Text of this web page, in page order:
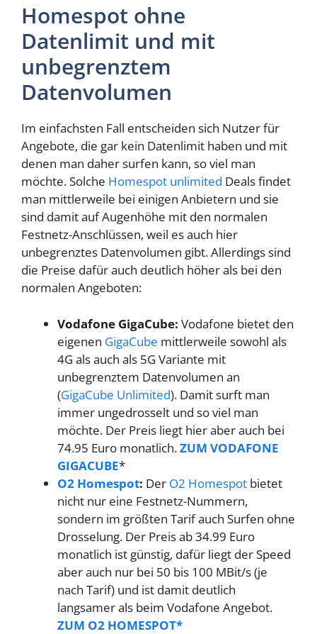
Homespot ohne
Datenlimit und mit
unbegrenztem
Datenvolumen
Im einfachsten Fall entscheiden sich Nutzer für
Angebote, die gar kein Datenlimit haben und mit
denen man daher surfen kann, so viel man
möchte. Solche Homespot unlimited Deals findet
man mittlerweile bei einigen Anbietern und sie
sind damit auf Augenhöhe mit den normalen
Festnetz-Anschlüssen, weil es auch hier
unbegrenztes Datenvolumen gibt. Allerdings sind
die Preise dafür auch deutlich höher als bei den
normalen Angeboten:
Vodafone GigaCube: Vodafone bietet den
eigenen GigaCube mittlerweile sowohl als
4G als auch als 5G Variante mit
unbegrenztem Datenvolumen an
(GigaCube Unlimited). Damit surft man
immer ungedrosselt und so viel man
möchte. Der Preis liegt hier aber auch bei
74.95 Euro monatlich.ZUM VODAFONE
GIGACUBE*
O2 Homespot: Der O2 Homespot bietet
nicht nur eine Festnetz-Nummern,
sondern im größten Tarif auch Surfen ohne
Drosselung. Der Preis ab 34.99 Euro
monatlich ist günstig, dafür liegt der Speed
aber auch nur bei 50 bis 100 MBit/s (je
nach Tarif) und ist damit deutlich
langsamer als beim Vodafone Angebot.
ZUM O2 HOMESPOT*